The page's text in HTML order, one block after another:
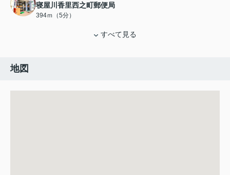
寝屋川香里西之町郵便局
394ｍ（5分）
すべて見る
地図